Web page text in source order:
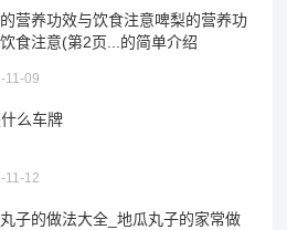
营养功效与饮食注意啤梨的营养功
食注意(第2页...的简单介绍
11-09
么车牌
11-12
子的做法大全_地瓜丸子的家常做